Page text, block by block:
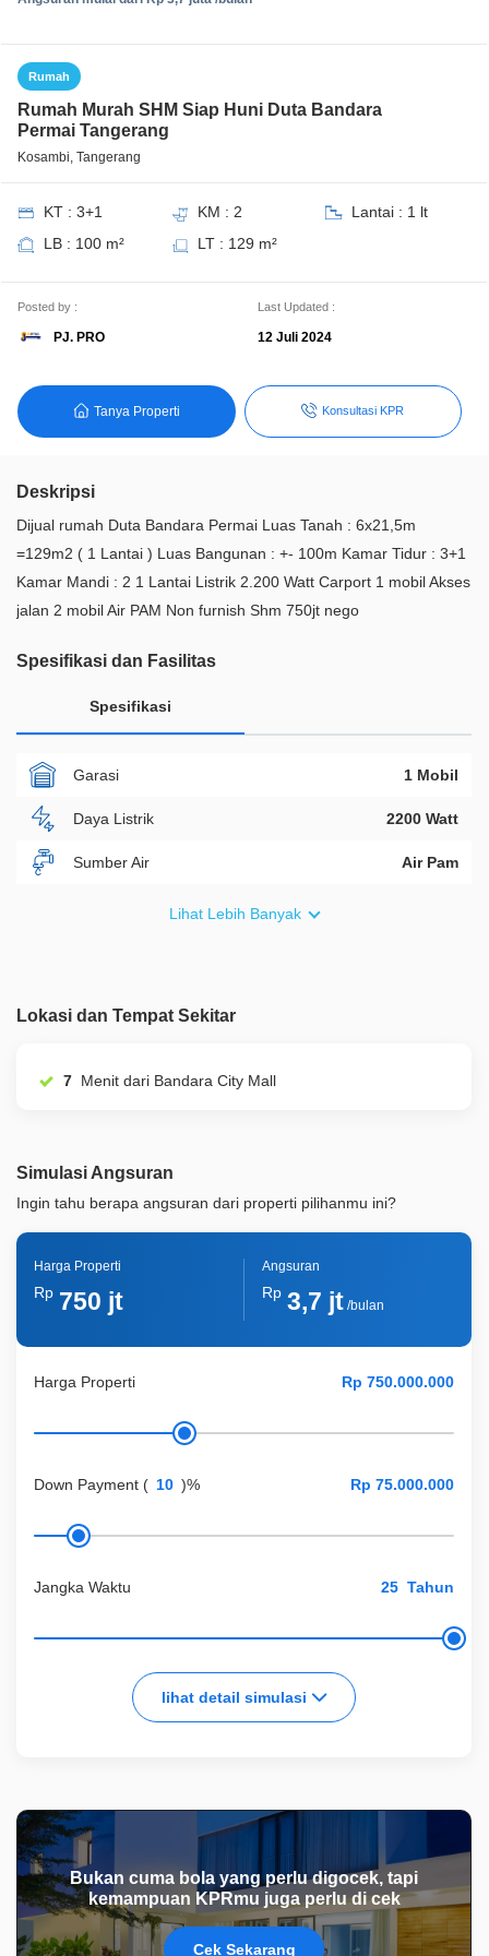
Rumah
Rumah Murah SHM Siap Huni Duta Bandara
Permai Tangerang
Kosambi, Tangerang
KT : 3+1 KM : 2
Lantai : 1 lt
LB : 100 m²
LT : 129 m²
Posted by :
PJ. PRO
Last Updated :
12 Juli 2024
Tanya Properti Konsultasi KPR
Deskripsi
Dijual rumah Duta Bandara Permai Luas Tanah : 6x21,5m
=129m2 ( 1 Lantai ) Luas Bangunan : +- 100m Kamar Tidur : 3+1
Kamar Mandi : 2 1 Lantai Listrik 2.200 Watt Carport 1 mobil Akses
jalan 2 mobil Air PAM Non furnish Shm 750jt nego
Spesifikasi dan Fasilitas
Spesifikasi
Garasi 1 Mobil
Daya Listrik 2200 Watt
Sumber Air Air Pam
Lihat Lebih Banyak
Lokasi dan Tempat Sekitar
7 Menit dari Bandara City Mall
Simulasi Angsuran
Ingin tahu berapa angsuran dari properti pilihanmu ini?
Harga Properti
Down Payment ( )%
Jangka Waktu Tahun
lihat detail simulasi
Harga Properti
Rp 750 jt
Angsuran
Rp 3,7 jt/bulan
Bukan cuma bola yang perlu digocek, tapi
kemampuan KPRmu juga perlu di cek
Cek Sekarang